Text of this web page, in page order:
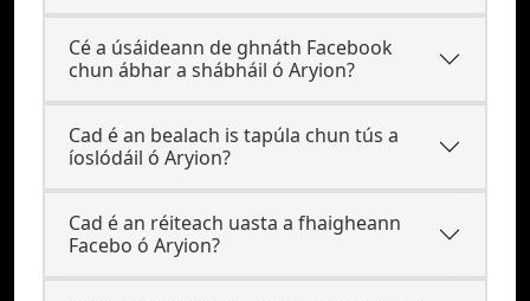
Cé a úsáideann de ghnáth Facebook
chun ábhar a shábháil ó Aryion?
Cad é an bealach is tapúla chun tús a
íoslódáil ó Aryion?
Cad é an réiteach uasta a fhaigheann
Facebo ó Aryion?